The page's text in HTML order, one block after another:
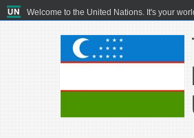
Welcome to the United Nations. It's your